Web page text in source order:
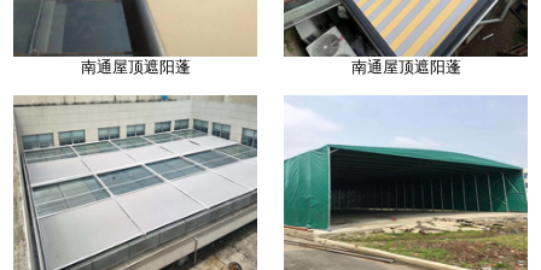
南通屋顶遮阳蓬 南通屋顶遮阳蓬